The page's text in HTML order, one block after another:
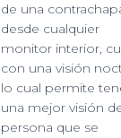
de una
desde cualquier
monitor interior,
con una visión
lo cual permite
una mejor visión
persona que se